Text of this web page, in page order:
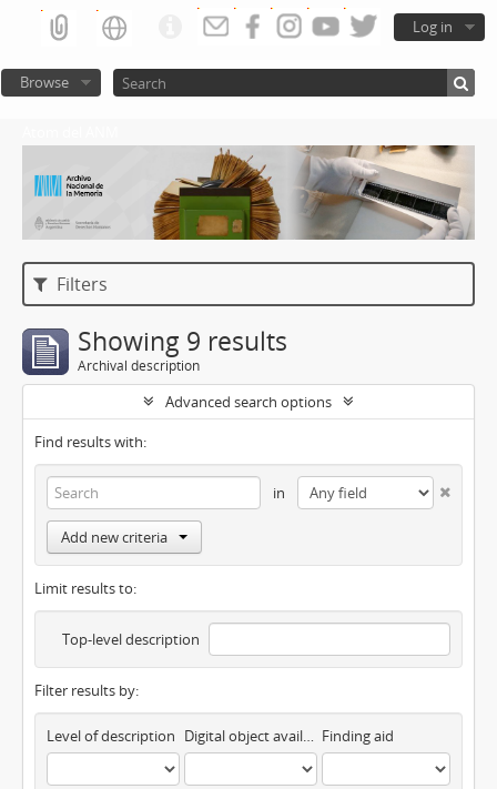
Log in
Browse
Filters
Showing 9 results
Archival description
Advanced search options
Find results with:
in
Add new criteria
Limit results to:
Top-level description
Filter results by:
Level of description Digital object available Finding aid